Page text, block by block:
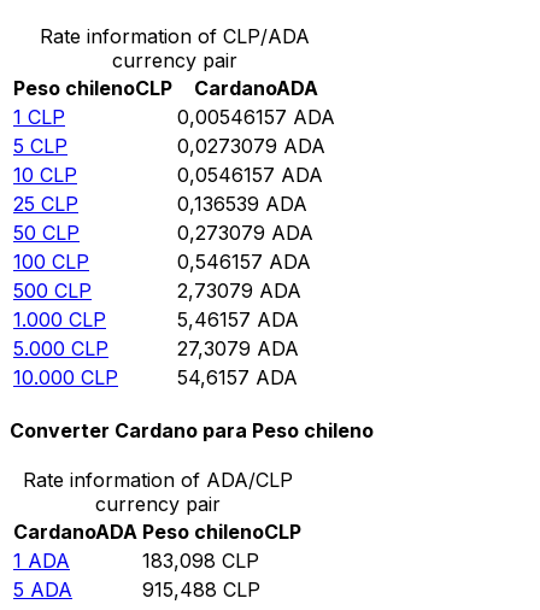
Rate information of CLP/ADA
currency pair
Peso chilenoCLP CardanoADA
1 CLP 0,00546157 ADA
5 CLP 0,0273079 ADA
10 CLP 0,0546157 ADA
25 CLP 0,136539 ADA
50 CLP 0,273079 ADA
100 CLP 0,546157 ADA
500 CLP 2,73079 ADA
1.000 CLP 5,46157 ADA
5.000 CLP 27,3079 ADA
10.000 CLP 54,6157 ADA
Converter Cardano para Peso chileno
Rate information of ADA/CLP
currency pair
CardanoADA Peso chilenoCLP
1 ADA 183,098 CLP
5 ADA 915,488 CLP